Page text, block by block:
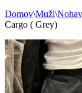
Domov\Muži\
Cargo ( Grey)